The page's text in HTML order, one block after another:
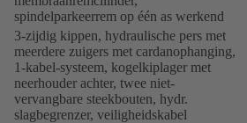
spindelparkeerrem op één as werkend
3-zijdig kippen, hydraulische pers met
meerdere zuigers met cardanophanging,
1-kabel-systeem, kogelkiplager met
neerhouder achter, twee niet-
vervangbare steekbouten, hydr.
slagbegrenzer, veiligheidskabel